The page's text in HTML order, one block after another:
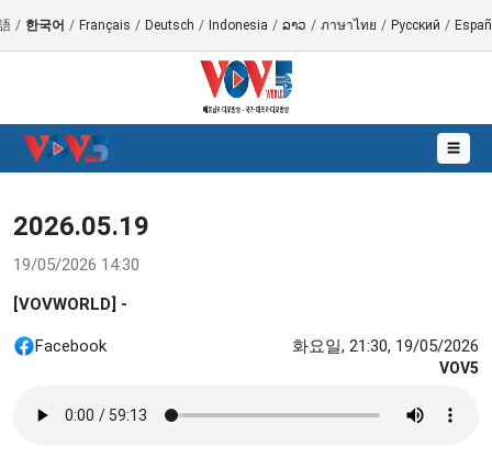
/ 한국어 / Français / Deutsch / Indonesia / ລາວ / ภาษาไทย / Русский /
☰
2026.05.19
19/05/2026 14:30
[VOVWORLD] -
Facebook 화요일, 21:30, 19/05/2026
VOV5